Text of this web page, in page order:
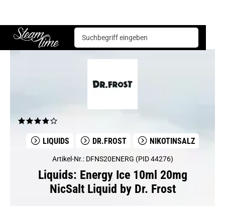
Steam time
Liquids Energy Ice 10ml 20mg NicSalt Liquid by Dr. Frost
LIQUIDS DR.FROST NIKOTINSALZ
Artikel-Nr.: DFNS20ENERG (PID 44276)
Liquids: Energy Ice 10ml 20mg
NicSalt Liquid by Dr. Frost